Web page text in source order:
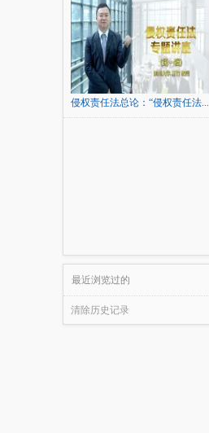
侵权责任法总论：“侵权责任法...
最近浏览过的
清除历史记录